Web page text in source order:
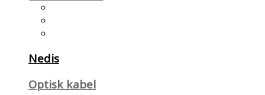
Nedis
Optisk kabel